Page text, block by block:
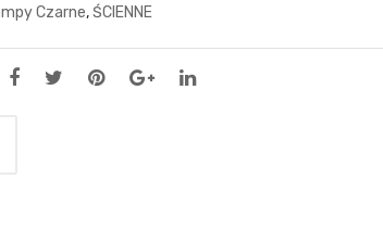
Czarne,ŚCIENNE